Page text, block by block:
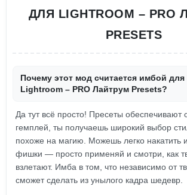
ДЛЯ LIGHTROOM – PRO
PRESETS
Почему этот мод считается имбой
Lightroom – PRO Лайтрум Presets?
Да тут всё просто! Пресеты обеспечивают
гемплей, ты получаешь широкий выбор
похоже на магию. Можешь легко накатить
фишки — просто применяй и смотри, как
взлетают. Имба в том, что независимо от
сможет сделать из унылого кадра шедевр.